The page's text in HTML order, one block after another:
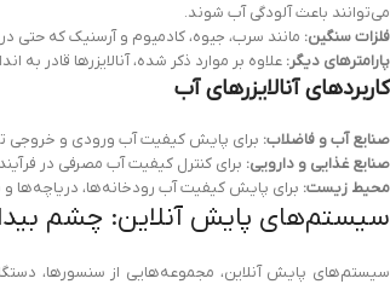
می‌توانند باعث آلودگی آب شوند.
فلزات سنگین: مانند سرب، جیوه، کادمیوم و آرسنیک که حتی
پارامترهای دیگر: علاوه بر موارد ذکر شده، آنالایزرها قادر
کاربردهای آنالایزرهای آب
صنایع آب و فاضلاب: برای پایش کیفیت آب ورودی و خروجی
صنایع غذایی و دارویی: برای کنترل کیفیت آب مصرفی در
محیط زیست: برای پایش کیفیت آب رودخانه‌ها، دریاچه‌ها و
سیستم‌های پایش آنلاین: چشم
سیستم‌های پایش آنلاین، مجموعه‌هایی از سنسورها،